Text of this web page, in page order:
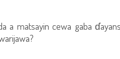
a matsayin cewa gaba